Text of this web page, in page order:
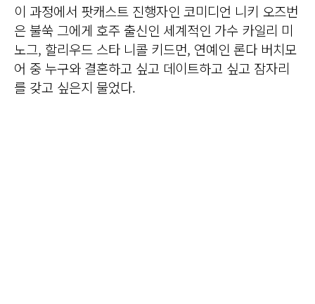
이 과정에서 팟캐스트 진행자인 코미디언 니키 오즈번
은 불쑥 그에게 호주 출신인 세계적인 가수 카일리 미
노그, 할리우드 스타 니콜 키드먼, 연예인 론다 버치모
어 중 누구와 결혼하고 싶고 데이트하고 싶고 잠자리
를 갖고 싶은지 물었다.